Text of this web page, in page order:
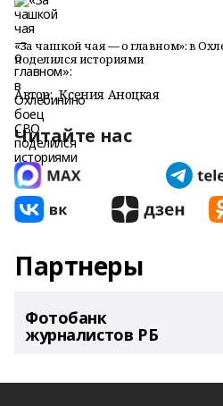
«За чашкой чая — о главном»: в
поделился историями
Автор: Ксения Аноцкая
Читайте нас
Партнеры
Фотобанк
журналистов РБ